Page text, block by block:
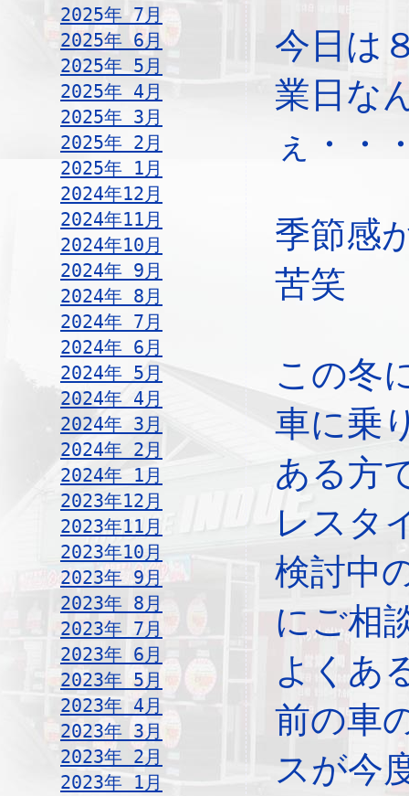
2025年 7月
2025年 6月
2025年 5月
2025年 4月
2025年 3月
2025年 2月
2025年 1月
2024年12月
2024年11月
2024年10月
2024年 9月
2024年 8月
2024年 7月
2024年 6月
2024年 5月
2024年 4月
2024年 3月
2024年 2月
2024年 1月
2023年12月
2023年11月
2023年10月
2023年 9月
2023年 8月
2023年 7月
2023年 6月
2023年 5月
2023年 4月
2023年 3月
2023年 2月
2023年 1月
今日は
業日な
ぇ・・
季節感
苦笑
この冬
車に乗
ある方
レスタ
検討中
にご相
よくあ
前の車
スが今